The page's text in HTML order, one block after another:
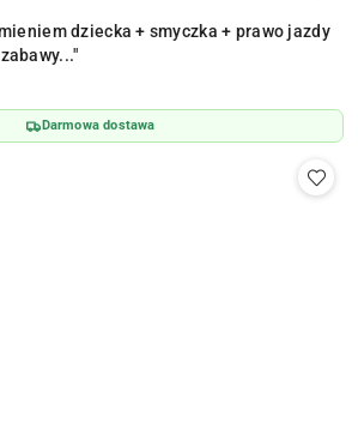
dziecka + smyczka + prawo jazdy
Darmowa dostawa